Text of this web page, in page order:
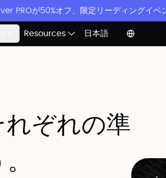
PROが50%オフ、限定リーディングイベ
Resources 日本語
ぞれの準